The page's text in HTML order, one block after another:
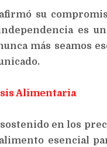
su
es
más seamos
Alimentaria
en los
esencial